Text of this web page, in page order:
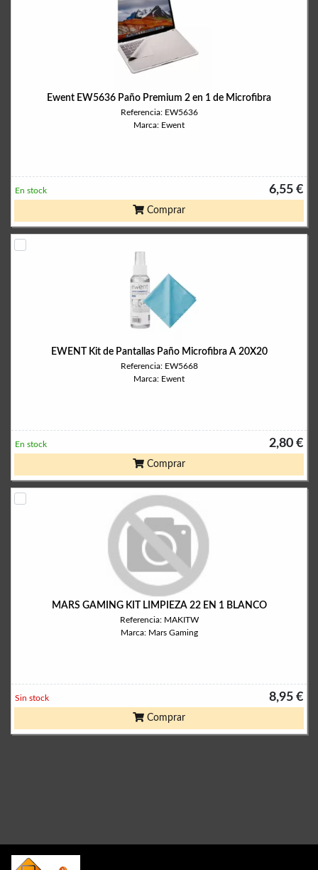
Ewent EW5636 Paño Premium 2 en 1 de Microfibra
Referencia: EW5636
Marca: Ewent
6,55 €
En stock
Comprar
EWENT Kit de Pantallas Paño Microfibra A 20X20
Referencia: EW5668
Marca: Ewent
2,80 €
En stock
Comprar
MARS GAMING KIT LIMPIEZA 22 EN 1 BLANCO
Referencia: MAKITW
Marca: Mars Gaming
8,95 €
Sin stock
Comprar